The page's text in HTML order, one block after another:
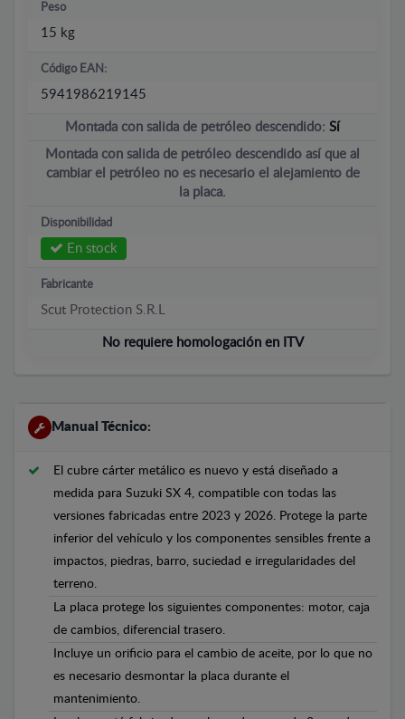
Peso
15 kg
Código EAN:
5941986219145
Montada con salida de petróleo descendido: Sí
Montada con salida de petróleo descendido así que al
cambiar el petróleo no es necesario el alejamiento de
la placa.
Disponibilidad
En stock
Fabricante
Scut Protection S.R.L
No requiere homologación en ITV
Manual Técnico:
El cubre cárter metálico es nuevo y está diseñado a
medida para Suzuki SX 4, compatible con todas las
versiones fabricadas entre 2023 y 2026. Protege la parte
inferior del vehículo y los componentes sensibles frente a
impactos, piedras, barro, suciedad e irregularidades del
terreno.
La placa protege los siguientes componentes: motor, caja
de cambios, diferencial trasero.
Incluye un orificio para el cambio de aceite, por lo que no
es necesario desmontar la placa durante el
mantenimiento.